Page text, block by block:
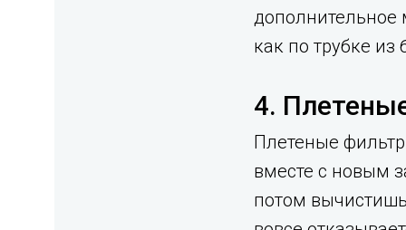
дополнительное
как по трубке из
4.
Плетеные
вместе с новым
потом